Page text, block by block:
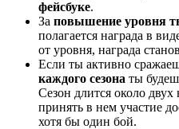
фейсбуке.
За повышение уровня
полагается награда в
от уровня, награда
Если ты активно
каждого сезона ты
Сезон длится около
принять в нем участие
хотя бы один бой.